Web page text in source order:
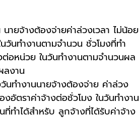
ายจ้างต้องจ่ายค่าล่วงเวลา ไม่น้อย
วันทำงานตามจำนวน ชั่วโมงที่ทำ
อหน่วย ในวันทำงานตามจำนวนผล
ลงาน
นทำงานนายจ้างต้องจ่าย ค่าล่วง
งอัตราค่าจ้างต่อชั่วโมง ในวันทำงาน
ทำได้สำหรับ ลูกจ้างที่ได้รับค่าจ้าง